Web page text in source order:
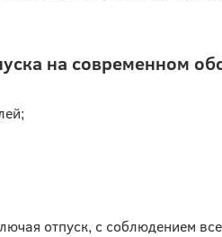
на современном
отпуск, с соблюдением